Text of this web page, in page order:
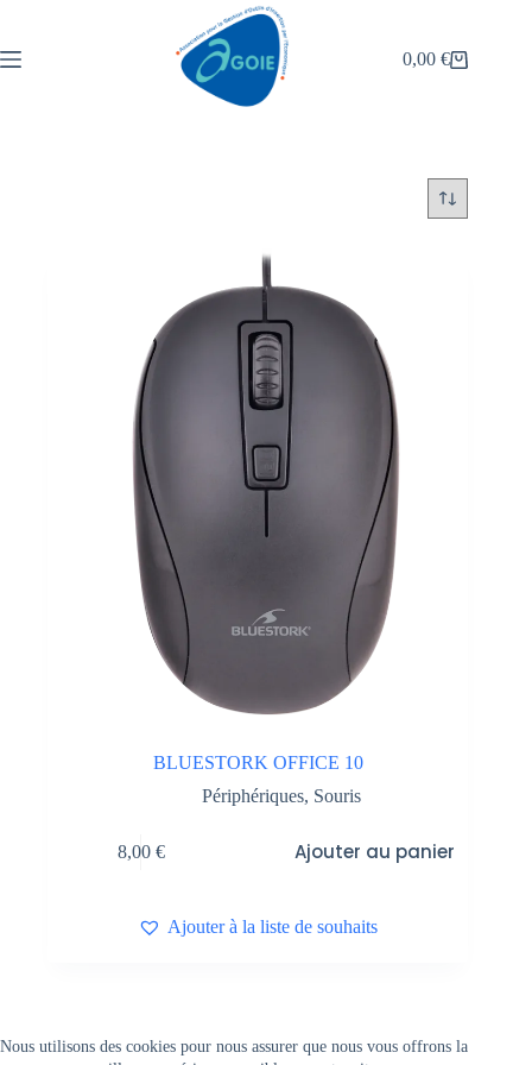
Nous utilisons des cookies pour nous assurer que nous vous offrons la
0,00€
BLUESTORK OFFICE 10
Périphériques, Souris
8,00 € Ajouter au panier
Ajouter à la liste de souhaits
l’Économique. Tous droits réservés.